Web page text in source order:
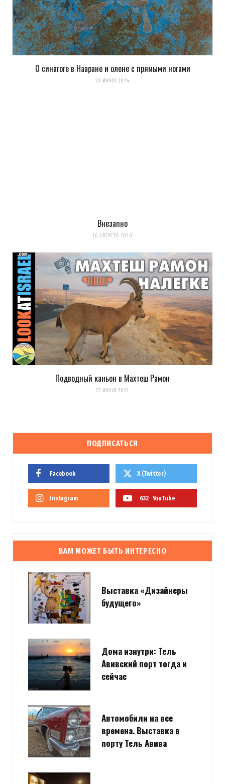
О синагоге в Нааране и олене с прямыми ногами
23 ИЮНЯ 2014
Внезапно
16 АВГУСТА 2010
Подводный каньон в Махтеш Рамон
22 ИЮНЯ 2021
ПОДПИСАТЬСЯ
Facebook X (Twitter)
Instagram 632 YouTube
ВАМ МОЖЕТ БЫТЬ ИНТЕРЕСНО
Выставка «Дизайнеры
будущего»
Дома изнутри: Тель
Авивский порт тогда и
сейчас
Автомобили на все
времена. Выставка в
порту Тель Авива